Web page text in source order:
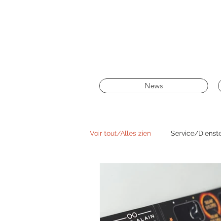
News
Voir tout/Alles zien Service/